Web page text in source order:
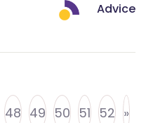
Advice
48 49 50 51 52 »